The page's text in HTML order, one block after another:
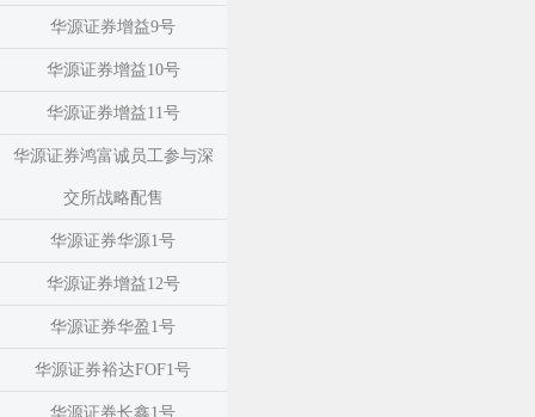
华源证券增益9号
华源证券增益10号
华源证券增益11号
华源证券鸿富诚员工参与深
交所战略配售
华源证券华源1号
华源证券增益12号
华源证券华盈1号
华源证券裕达FOF1号
华源证券长鑫1号